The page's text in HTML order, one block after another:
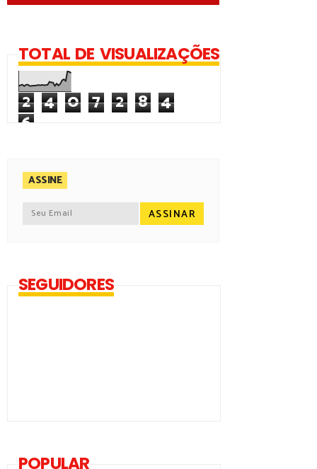
TOTAL DE VISUALIZAÇÕES
2 4 0 7 2 8 4
6
ASSINE
SEGUIDORES
POPULAR